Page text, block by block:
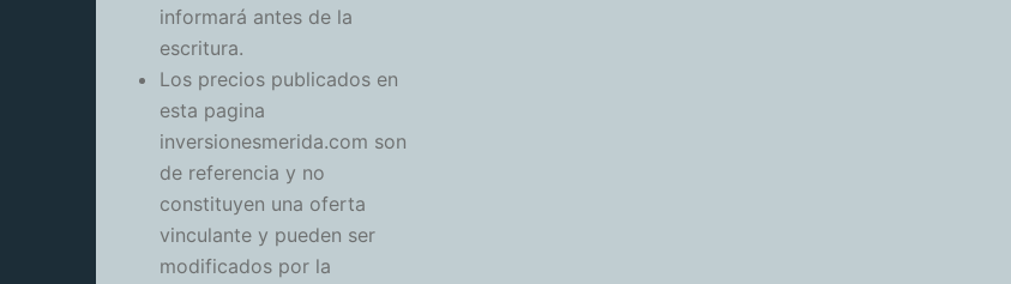
informará antes de la
escritura.
Los precios publicados en
esta pagina
inversionesmerida.com son
de referencia y no
constituyen una oferta
vinculante y pueden ser
modificados por la